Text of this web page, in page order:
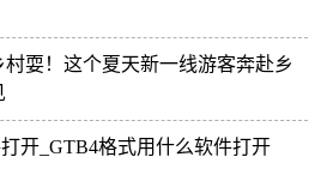
耍！这个夏天新一线游客奔赴乡
开_GTB4格式用什么软件打开